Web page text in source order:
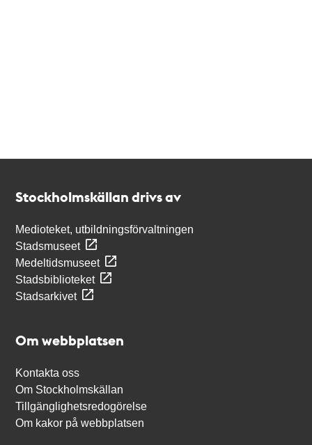
Stockholmskällan drivs av
Medioteket, utbildningsförvaltningen
Stadsmuseet
Medeltidsmuseet
Stadsbiblioteket
Stadsarkivet
Om webbplatsen
Kontakta oss
Om Stockholmskällan
Tillgänglighetsredogörelse
Om kakor på webbplatsen